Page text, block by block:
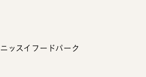
ニッスイフードパーク